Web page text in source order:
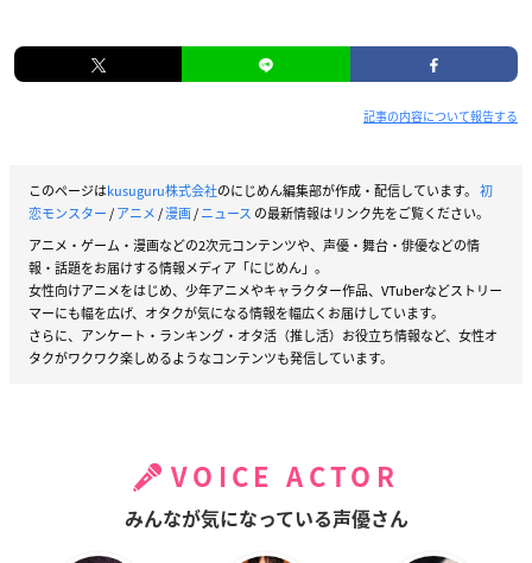
記事の内容について報告する
このページはkusuguru株式会社のにじめん編集部が作成・配信しています。 初
恋モンスター/アニメ/漫画/ニュース の最新情報はリンク先をご覧ください。
アニメ・ゲーム・漫画などの2次元コンテンツや、声優・舞台・俳優などの情
報・話題をお届けする情報メディア「にじめん」。
女性向けアニメをはじめ、少年アニメやキャラクター作品、VTuberなどストリー
マーにも幅を広げ、オタクが気になる情報を幅広くお届けしています。
さらに、アンケート・ランキング・オタ活（推し活）お役立ち情報など、女性オ
タクがワクワク楽しめるようなコンテンツも発信しています。
VOICE ACTOR
みんなが気になっている声優さん